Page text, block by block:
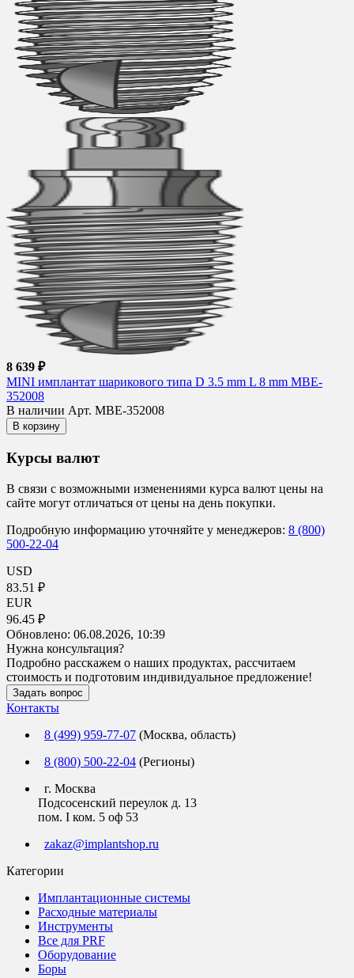
8 639 ₽
MINI имплантат шарикового типа D 3.5 mm L 8 mm MBE-
352008
В наличии Арт. MBE-352008
В корзину
Курсы валют
В связи с возможными изменениями курса валют цены на
сайте могут отличаться от цены на день покупки.
Подробную информацию уточняйте у менеджеров: 8 (800)
500-22-04
USD
83.51 ₽
EUR
96.45 ₽
Обновлено: 06.08.2026, 10:39
Нужна консультация?
Подробно расскажем о наших продуктах, рассчитаем
стоимость и подготовим индивидуальное предложение!
Задать вопрос
Контакты
8 (499) 959-77-07 (Москва, область)
8 (800) 500-22-04 (Регионы)
г. Москва
Подсосенский переулок д. 13
пом. I ком. 5 оф 53
zakaz@implantshop.ru
Категории
Имплантационные системы
Расходные материалы
Инструменты
Все для PRF
Оборудование
Боры